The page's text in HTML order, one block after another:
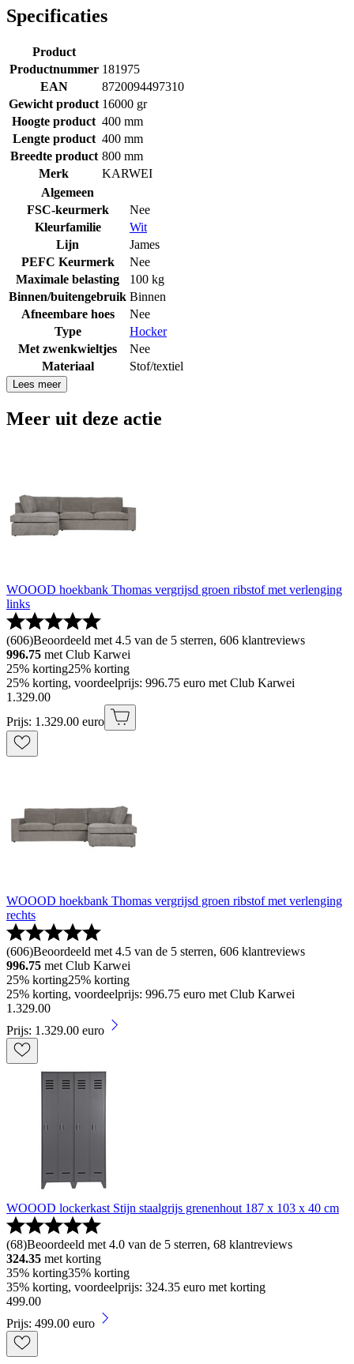
Specificaties
Product
Productnummer 181975
EAN
8720094497310
Gewicht product 16000 gr
Hoogte product 400 mm
Lengte product 400 mm
Breedte product 800 mm
Merk
KARWEI
Algemeen
FSC-keurmerk
Nee
Kleurfamilie
Wit
Lijn
James
PEFC Keurmerk
Nee
Maximale belasting
100 kg
Binnen/buitengebruik Binnen
Afneembare hoes
Nee
Type
Hocker
Met zwenkwieltjes
Nee
Materiaal
Stof/textiel
Lees meer
Meer uit deze actie
WOOOD hoekbank Thomas vergrijsd groen ribstof met verlenging
links
(606)Beoordeeld met 4.5 van de 5 sterren, 606 klantreviews
996.75 met Club Karwei
25% korting25% korting
25% korting, voordeelprijs: 996.75 euro met Club Karwei
1 .329.00
Prijs: 1.329.00 euro
WOOOD hoekbank Thomas vergrijsd groen ribstof met verlenging
rechts
(606)Beoordeeld met 4.5 van de 5 sterren, 606 klantreviews
996.75 met Club Karwei
25% korting25% korting
25% korting, voordeelprijs: 996.75 euro met Club Karwei
1 .329.00
Prijs: 1.329.00 euro
WOOOD lockerkast Stijn staalgrijs grenenhout 187 x 103 x 40 cm
(68)Beoordeeld met 4.0 van de 5 sterren, 68 klantreviews
324.35 met korting
35% korting35% korting
35% korting, voordeelprijs: 324.35 euro met korting
499.00
Prijs: 499.00 euro